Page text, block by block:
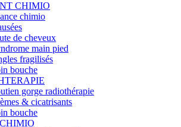
CHIMIO
chimio
de cheveux
main pied
fragilisés
bouche
gorge radiothérapie
& cicatrisants
bouche